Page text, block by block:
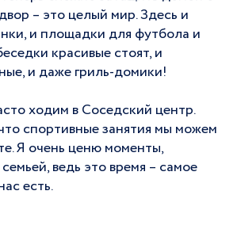
– это целый мир. Здесь и
и площадки для футбола и
красивые стоят, и
и даже гриль-домики!
ходим в Соседский центр.
спортивные занятия мы можем
Я очень ценю моменты,
ведь это время – самое
есть.